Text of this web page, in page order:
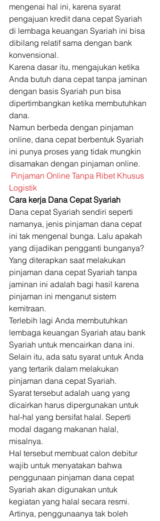
mengenai hal ini, karena syarat
pengajuan kredit dana cepat Syariah
di lembaga keuangan Syariah ini bisa
dibilang relatif sama dengan bank
konvensional.
Karena dasar itu, mengajukan ketika
Anda butuh dana cepat tanpa jaminan
dengan basis Syariah pun bisa
dipertimbangkan ketika membutuhkan
dana.
Namun berbeda dengan pinjaman
online, dana cepat berbentuk Syariah
ini punya proses yang tidak mungkin
disamakan dengan pinjaman online.
Pinjaman Online Tanpa Ribet Khusus
Logistik
Cara kerja Dana Cepat Syariah
Dana cepat Syariah sendiri seperti
namanya, jenis pinjaman dana cepat
ini tak mengenal bunga. Lalu apakah
yang dijadikan pengganti bunganya?
Yang diterapkan saat melakukan
pinjaman dana cepat Syariah tanpa
jaminan ini adalah bagi hasil karena
pinjaman ini menganut sistem
kemitraan.
Terlebih lagi Anda membutuhkan
lembaga keuangan Syariah atau bank
Syariah untuk mencairkan dana ini.
Selain itu, ada satu syarat untuk Anda
yang tertarik dalam melakukan
pinjaman dana cepat Syariah.
Syarat tersebut adalah uang yang
dicairkan harus dipergunakan untuk
hal-hal yang bersifat halal. Seperti
modal dagang makanan halal,
misalnya.
Hal tersebut membuat calon debitur
wajib untuk menyatakan bahwa
penggunaan pinjaman dana cepat
Syariah akan digunakan untuk
kegiatan yang halal secara resmi.
Artinya, penggunaanya tak boleh